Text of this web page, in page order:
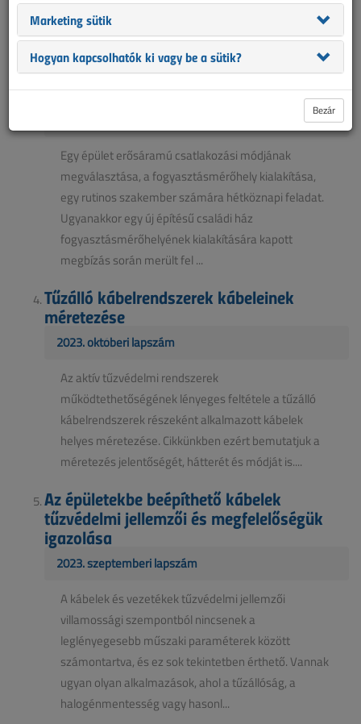
rendje általánosan elfogadott és egyértelmű.
Cikkünkben rámutatunk, hogy ez azért nem tel...
Milyen követelmények vonatkoznak az
épületföldelés kialakítására?
Egy épület erősáramú csatlakozási módjának
megválasztása, a fogyasztásmérőhely kialakítása,
egy rutinos szakember számára hétköznapi feladat.
Ugyanakkor egy új építésű családi ház
fogyasztásmérőhelyének kialakítására kapott
megbízás során merült fel ...
Tűzálló kábelrendszerek kábeleinek
méretezése
2023. októberi lapszám
Az aktív tűzvédelmi rendszerek
működtethetőségének lényeges feltétele a tűzálló
kábelrendszerek részeként alkalmazott kábelek
helyes méretezése. Cikkünkben ezért bemutatjuk a
méretezés jelentőségét, hátterét és módját is....
Az épületekbe beépíthető kábelek
tűzvédelmi jellemzői és megfelelőségük
igazolása
2023. szeptemberi lapszám
A kábelek és vezetékek tűzvédelmi jellemzői
villamossági szempontból nincsenek a
leglényegesebb műszaki paraméterek között
számontartva, és ez sok tekintetben érthető. Vannak
ugyan olyan alkalmazások, ahol a tűzállóság, a
halogénmentesség vagy hasonl...
Marketing sütik
Hogyan kapcsolhatók ki vagy be a sütik?
Bezár